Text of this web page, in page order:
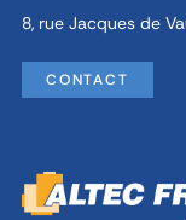
8, rue Jacques de
CONTACT